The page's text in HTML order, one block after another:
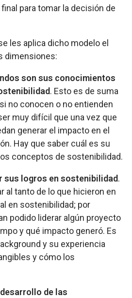
para tomar la decisión de
les aplica dicho modelo el
dimensiones:
son sus conocimientos
. Esto es de suma
no conocen o no entienden
muy difícil que una vez que
generar el impacto en el
Hay que saber cuál es su
conceptos de sostenibilidad.
sus logros en sostenibilidad.
al tanto de lo que hicieron en
en sostenibilidad; por
podido liderar algún proyecto
y qué impacto generó. Es
y su experiencia
y cómo los
de las